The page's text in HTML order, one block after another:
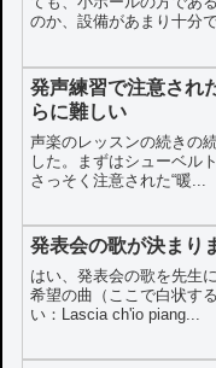
のか、設備があまり十分
発声練習で注意され
らに難しい
声楽のレッスンの続きの
した。まずはシューベル
さっそく注意された“暖...
発表会の歌が決まり
はい、発表会の歌を先生
希望の曲（ここで白状す
い：Lascia ch'io piang...